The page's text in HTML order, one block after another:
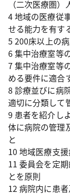
（二次医療圏
4 地域の医療従
せる能力を有す
5 200床以上の
6 集中治療室等
7 集中治療室等
める要件に適合
8 診療並びに病
適切に分類して
9 患者を紹介し
体に病院の管理
と
10 地域医療支
11 委員会を定
とを原則
12 病院内に患